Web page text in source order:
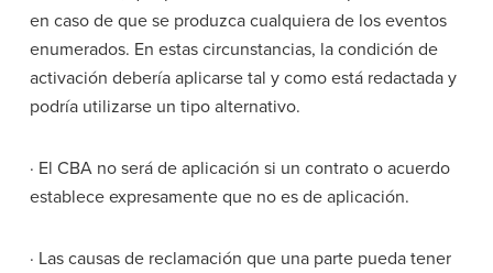
en caso de que se produzca cualquiera de los eventos
enumerados. En estas circunstancias, la condición de
activación debería aplicarse tal y como está redactada y
podría utilizarse un tipo alternativo.
· El CBA no será de aplicación si un contrato o acuerdo
establece expresamente que no es de aplicación.
· Las causas de reclamación que una parte pueda tener